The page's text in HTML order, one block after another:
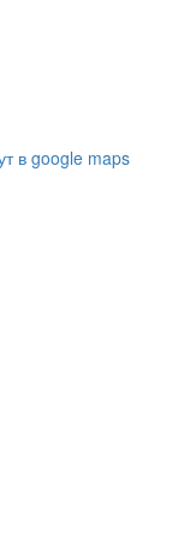
в google maps